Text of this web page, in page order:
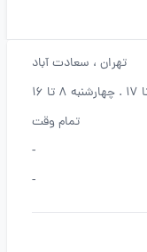
تهران ، سعادت آباد
تمام وقت
-
-